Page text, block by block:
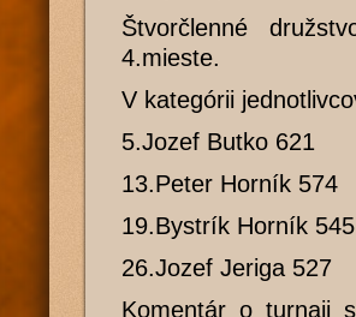
Štvorčlenné
4.mieste.
V kategórii
5.Jozef Butko 621
13.Peter Horník 574
19.Bystrík Horník 545
26.Jozef Jeriga 527
Komentár o turnaji